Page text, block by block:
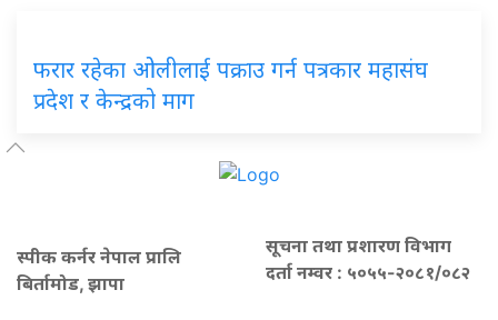
फरार रहेका ओलीलाई पक्राउ गर्न पत्रकार महासंघ
प्रदेश र केन्द्रको माग
स्पीक कर्नर नेपाल प्रालि
बिर्तामोड, झापा
सूचना तथा प्रशारण विभाग
दर्ता नम्वर : ५०५५-२०८१/०८२